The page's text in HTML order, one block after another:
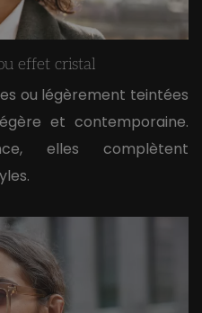
effet cristal
ou légèrement teintées
et contemporaine.
elles complètent